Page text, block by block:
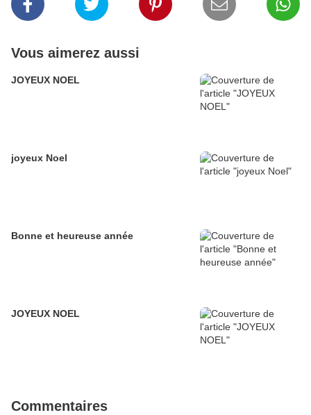
Vous aimerez aussi
JOYEUX NOEL
joyeux Noel
Bonne et heureuse année
JOYEUX NOEL
Commentaires